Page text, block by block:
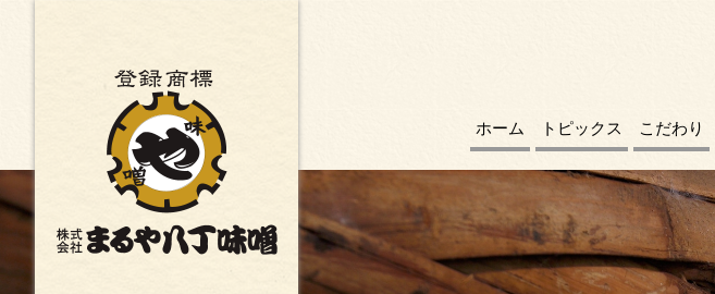
ホーム トピックス こだわり